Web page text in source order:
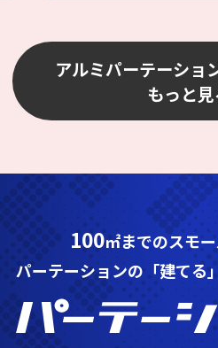
アルミパーテーショ
もっと見
100㎡までのスモ
パーテーションの「建てる